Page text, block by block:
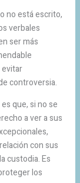
no está escrito,
verbales
ser más
controversia.
que, si no se
a ver a sus
con sus
custodia. Es
los